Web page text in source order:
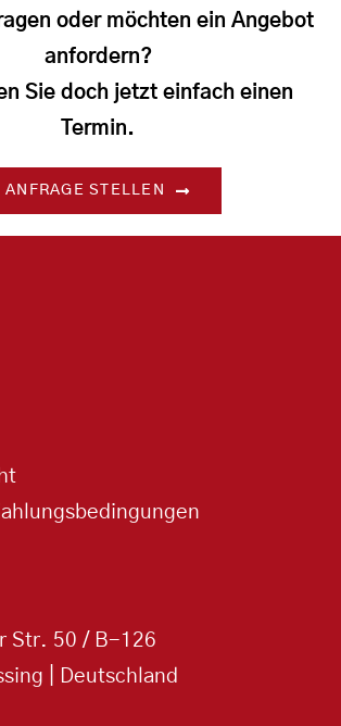
oder möchten ein Angebot
anfordern?
Sie doch jetzt einfach einen
Termin.
ANFRAGE STELLEN
Str. 50 / B-126
| Deutschland